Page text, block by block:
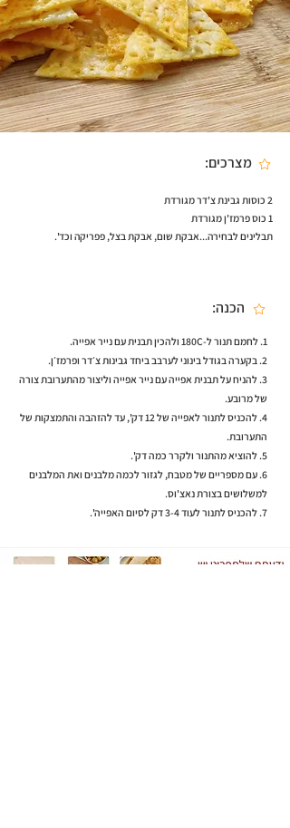
מצרכים:
2 כוסות גבינת צ'דר מגורדת
1 כוס פרמז'ן מגורדת
תבלינים לבחירה...אבקת שום, אבקת בצל, פפריקה וכד'.
הכנה:
1. לחמם תנור ל-180C ולהכין תבנית עם נייר אפייה.
2. בקערה בגודל בינוני לערבב ביחד גבינות צ׳דר ופרמז׳ן.
3. להניח על תבנית אפייה עם נייר אפייה וליצור מהתערובת צורה
של מרובע.
4. להכניס לתנור לאפייה של 12 דק', עד להזהבה והתמצקות של
התערובת.
5. להוציא מהתנור ולקרר כמה דק'.
6. עם מספריים של מטבח, לגזור לכמה מלבנים ואת המלבנים
למשלושים בצורת נאצ'וס.
7. להכניס לתנור לעוד 3-4 דק לסיום האפייה'.
< למתכון הקודם